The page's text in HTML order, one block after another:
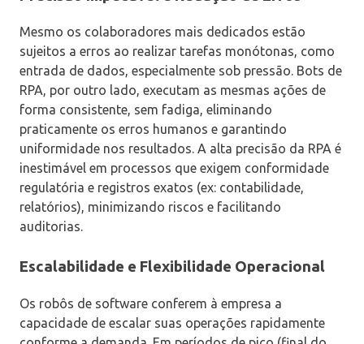
Mesmo os colaboradores mais dedicados estão
sujeitos a erros ao realizar tarefas monótonas, como
entrada de dados, especialmente sob pressão. Bots de
RPA, por outro lado, executam as mesmas ações de
forma consistente, sem fadiga, eliminando
praticamente os erros humanos e garantindo
uniformidade nos resultados. A alta precisão da RPA é
inestimável em processos que exigem conformidade
regulatória e registros exatos (ex: contabilidade,
relatórios), minimizando riscos e facilitando
auditorias.
Escalabilidade e Flexibilidade Operacional
Os robôs de software conferem à empresa a
capacidade de escalar suas operações rapidamente